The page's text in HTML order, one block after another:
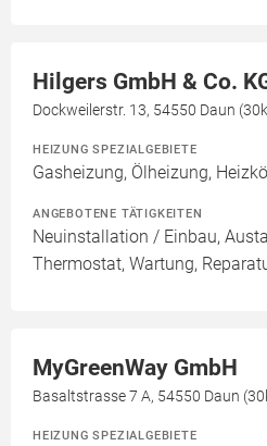
Hilgers GmbH & Co.
Dockweilerstr. 13, 54550 Daun
HEIZUNG SPEZIALGEBIETE
Gasheizung, Ölheizung,
ANGEBOTENE TÄTIGKEITEN
Neuinstallation / Einbau,
Thermostat, Wartung,
MyGreenWay GmbH
Basaltstrasse 7 A, 54550 Daun
HEIZUNG SPEZIALGEBIETE